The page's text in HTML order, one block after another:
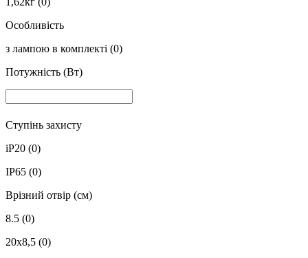
Особливість
з лампою в комплекті (0)
Потужність (Вт)
Ступінь захисту
iP20 (0)
IP65 (0)
Врізний отвір (см)
8.5 (0)
20x8,5 (0)